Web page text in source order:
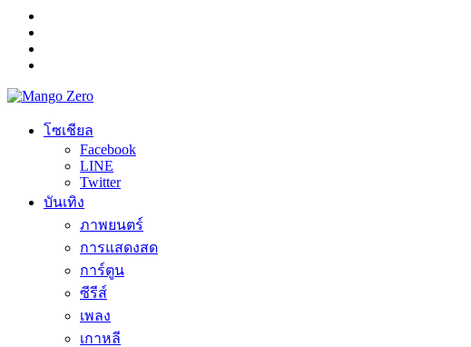
โซเชียล
Facebook
LINE
Twitter
บันเทิง
ภาพยนตร์
การแสดงสด
การ์ตูน
ซีรีส์
เพลง
เกาหลี